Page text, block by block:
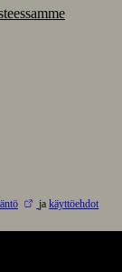
jakäyttöehdot